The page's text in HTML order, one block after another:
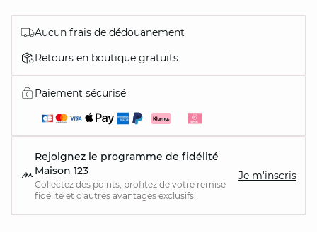
Aucun frais de dédouanement
Retours en boutique gratuits
Paiement sécurisé
Rejoignez le programme de fidélité
Maison 123
Collectez des points, profitez de votre remise
fidélité et d'autres avantages exclusifs !
Je m'inscris